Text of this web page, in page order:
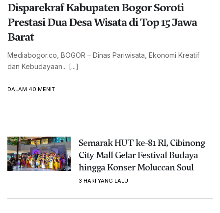
Disparekraf Kabupaten Bogor Soroti
Prestasi Dua Desa Wisata di Top 15 Jawa
Barat
Mediabogor.co, BOGOR – Dinas Pariwisata, Ekonomi Kreatif
dan Kebudayaan... [...]
DALAM 40 MENIT
Semarak HUT ke-81 RI, Cibinong
City Mall Gelar Festival Budaya
hingga Konser Moluccan Soul
3 HARI YANG LALU